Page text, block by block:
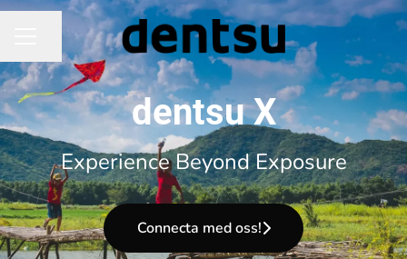
KARRIÄRMENY
Dela sidan
dentsu X
Experience Beyond Exposure
Connecta med oss!